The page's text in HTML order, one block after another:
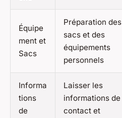
Équipe
ment et
Sacs
Préparation des
sacs et des
équipements
personnels
Informa
tions
de
Laisser les
informations de
contact et